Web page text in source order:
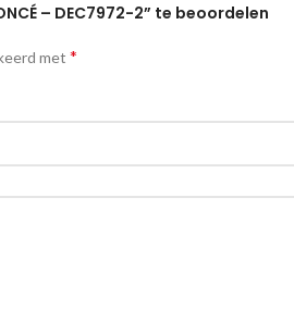
– DEC7972-2” te beoordelen
met *